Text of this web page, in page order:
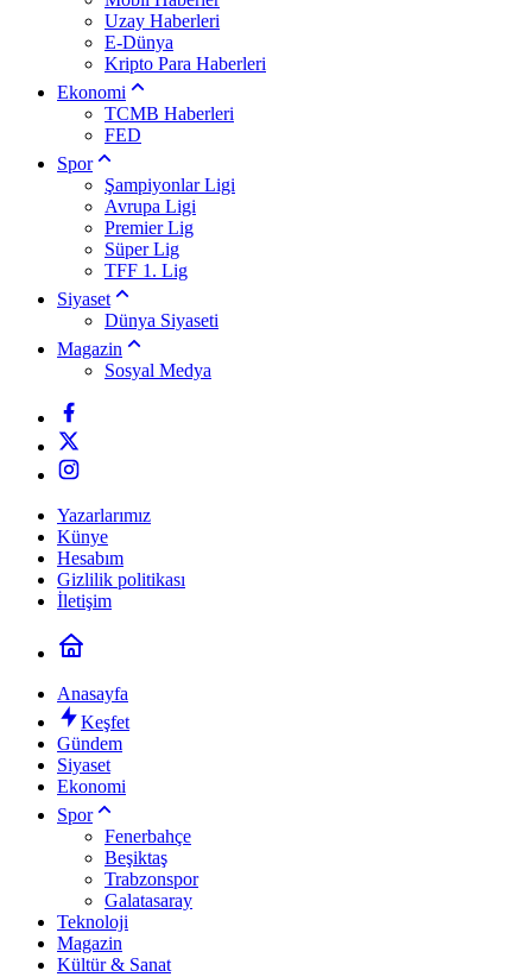
Uzay Haberleri
E-Dünya
Kripto Para Haberleri
Ekonomi
TCMB Haberleri
FED
Spor
Şampiyonlar Ligi
Avrupa Ligi
Premier Lig
Süper Lig
TFF 1. Lig
Siyaset
Dünya Siyaseti
Magazin
Sosyal Medya
Yazarlarımız
Künye
Hesabım
Gizlilik politikası
İletişim
Anasayfa
Keşfet
Gündem
Siyaset
Ekonomi
Spor
Fenerbahçe
Beşiktaş
Trabzonspor
Galatasaray
Teknoloji
Magazin
Kültür & Sanat